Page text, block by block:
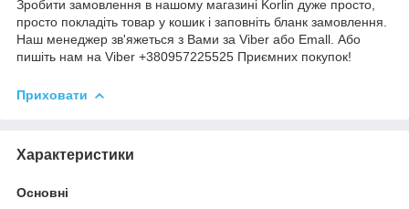
Зробити замовлення в нашому магазині Korlin дуже просто,
просто покладіть товар у кошик і заповніть бланк замовлення.
Наш менеджер зв'яжеться з Вами за Viber або Emall. Або
пишіть нам на Viber +380957225525 Приємних покупок!
Приховати
Характеристики
Основні